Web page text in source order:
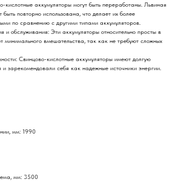
кислотные аккумуляторы могут быть переработаны. Львиная
повторно использована, что делает их более
по сравнению с другими типами аккумуляторов.
и обслуживания: Эти аккумуляторы относительно просты в
минимального вмешательства, так как не требуют сложных
Свинцово-кислотные аккумуляторы имеют долгую
и зарекомендовали себя как надежные источники энергии.
мм: 1990
мм: 3500